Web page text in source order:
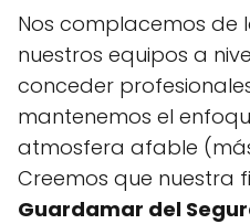
Nos complacemos de
nuestros equipos a
conceder
mantenemos el
atmosfera afable
Creemos que nuestra
Guardamar del